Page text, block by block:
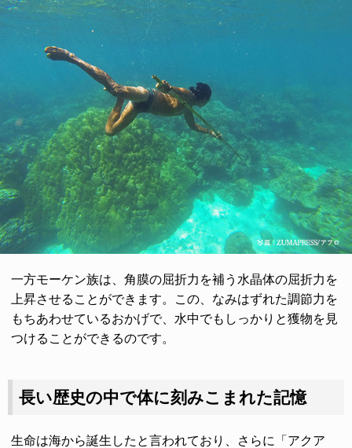
一方モーケン族は、角膜の屈折力を補う水晶体の屈折力を
上昇させることができます。この、なみはずれた調節力を
もちあわせているおかげで、水中でもしっかりと獲物を見
つけることができるのです。
長い歴史の中で体に刻みこまれた記憶
生命は海から誕生したと言われており、さらに「アクア